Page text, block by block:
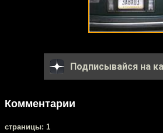
Подписывайся на
Комментарии
cтраницы: 1